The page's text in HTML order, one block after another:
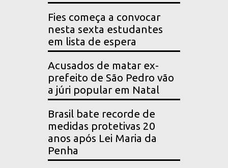
Fies começa a convocar
nesta sexta estudantes
em lista de espera
Acusados de matar ex-
prefeito de São Pedro vão
a júri popular em Natal
Brasil bate recorde de
medidas protetivas 20
anos após Lei Maria da
Penha